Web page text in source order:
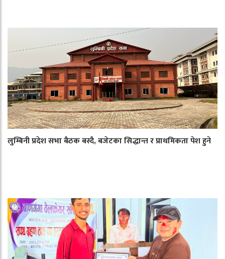
लुम्बिनी प्रदेश सभा बैठक बस्दै, बजेटका सिद्धान्त र प्राथमिकता पेश हुने